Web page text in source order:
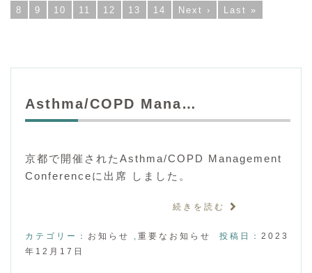
8
9 10 11 12 13 14 Next › Last »
Asthma/COPD Mana…
京都で開催されたAsthma/COPD Management
Conferenceに出席 しました。
続きを読む
カテゴリー： お知らせ , 重要なお知らせ 投稿日： 2023
年12月17日